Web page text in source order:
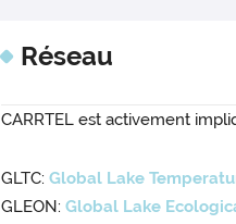
Réseau
CARRTEL est activement
GLTC:Global Lake
GLEON:Global Lake